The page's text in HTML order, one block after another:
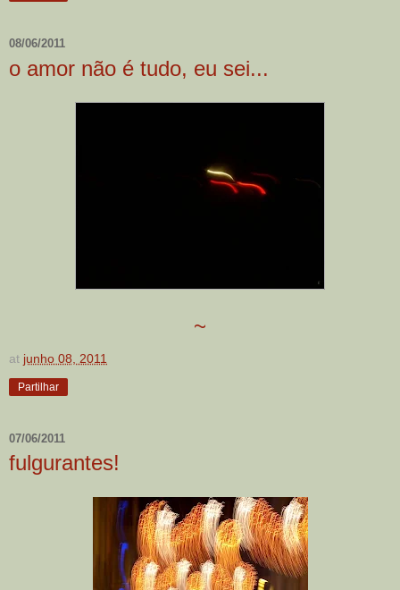
08/06/2011
o amor não é tudo, eu sei...
~
at junho 08, 2011
Partilhar
07/06/2011
fulgurantes!